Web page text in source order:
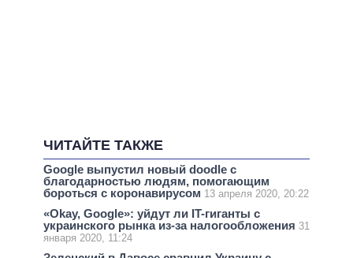
ЧИТАЙТЕ ТАКЖЕ
Google выпустил новый doodle c
благодарностью людям, помогающим
бороться с коронавирусом 13 апреля 2020, 20:22
«Okay, Google»: уйдут ли IT-гиганты с
украинского рынка из-за налогообложения 31
января 2020, 11:24